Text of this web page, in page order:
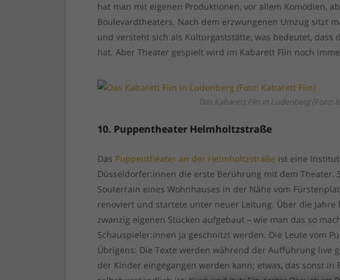
hat man mit eigenen Produktionen, vor allem Komödien,
Boulevardtheaters. Nach dem erzwungenen Umzug sitzt
und versteht sich als Kulturgaststätte, was bedeutet, dass
hat. Aber Theater gespielt wird im Kabarett Flin noch
Das Kabarett Flin in Ludenberg (Foto:
10. Puppentheater Helmholtzstraße
Das Puppentheater an der Helmholtzstraße ist eine
Düsseldorfer:innen die erste Berührung mit dem Theater.
Souterrain eines Wohnhauses in der Nähe vom
renoviert und startete unter neuer Leitung. Über die
zwanzig eigenen Stücken aufgebaut – wie man das so
Schauspieler:innen ja geschnitzt werden. Die Leute vom
Übrigens: Die Texte werden während der Aufführung live
der Kinder eingegangen werden kann; etwas, das sonst